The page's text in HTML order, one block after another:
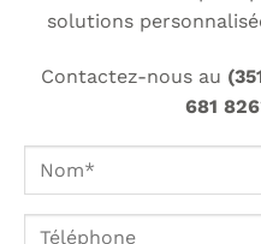
solutions
Contactez-nous au
681